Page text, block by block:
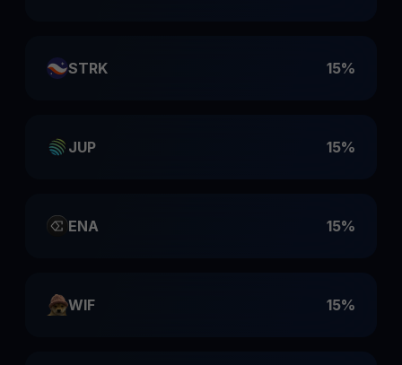
STRK 15%
JUP 15%
ENA 15%
WIF 15%